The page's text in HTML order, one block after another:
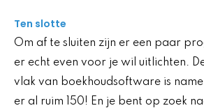
Ten slotte
Om af te sluiten zijn er een paar
er echt even voor je wil uitlichten.
vlak van boekhoudsoftware is
er al ruim 150! En je bent op zoek